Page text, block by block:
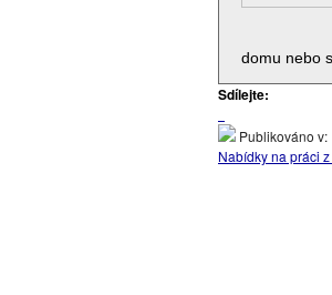
domu nebo
Sdílejte:
Publikováno v:
Nabídky na práci